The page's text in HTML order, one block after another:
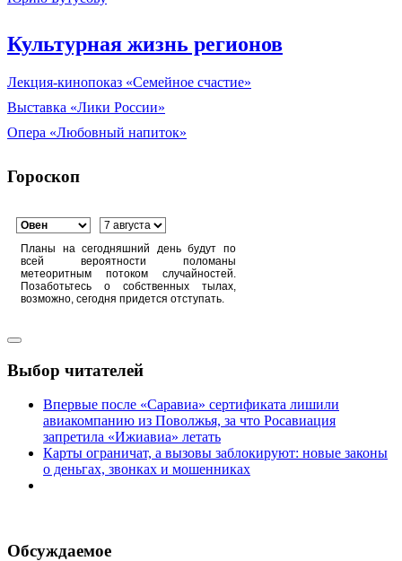
Культурная жизнь регионов
Лекция-кинопоказ «Семейное счастие»
Выставка «Лики России»
Опера «Любовный напиток»
Гороскоп
Планы на сегодняшний день будут по
всей вероятности поломаны
метеоритным потоком случайностей.
Позаботьтесь о собственных тылах,
возможно, сегодня придется отступать.
Выбор читателей
Впервые после «Саравиа» сертификата лишили
авиакомпанию из Поволжья, за что Росавиация
запретила «Ижиавиа» летать
Карты ограничат, а вызовы заблокируют: новые законы
о деньгах, звонках и мошенниках
Обсуждаемое